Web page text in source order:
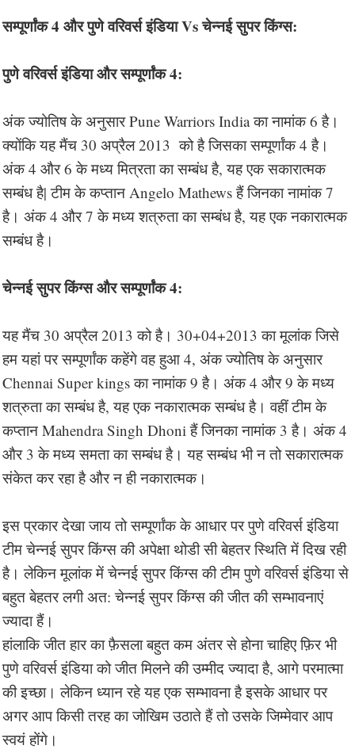
सम्पूर्णांक 4 और पुणे वरिवर्स इंडिया Vs चेन्नई सुपर किंग्स:
पुणे वरिवर्स इंडिया और सम्पूर्णांक 4:
अंक ज्योतिष के अनुसार Pune Warriors India का नामांक 6 है।
क्योंकि यह मैंच 30 अप्रैल 2013 को है जिसका सम्पूर्णांक 4 है।
अंक 4 और 6 के मध्य मित्रता का सम्बंध है, यह एक सकारात्मक
सम्बंध है| टीम के कप्तान Angelo Mathews हैं जिनका नामांक 7
है। अंक 4 और 7 के मध्य शत्रुता का सम्बंध है, यह एक नकारात्मक
सम्बंध है।
चेन्नई सुपर किंग्स और सम्पूर्णांक 4:
यह मैंच 30 अप्रैल 2013 को है। 30+04+2013 का मूलांक जिसे
हम यहां पर सम्पूर्णांक कहेंगे वह हुआ 4, अंक ज्योतिष के अनुसार
Chennai Super kings का नामांक 9 है। अंक 4 और 9 के मध्य
शत्रुता का सम्बंध है, यह एक नकारात्मक सम्बंध है। वहीं टीम के
कप्तान Mahendra Singh Dhoni हैं जिनका नामांक 3 है। अंक 4
और 3 के मध्य समता का सम्बंध है। यह सम्बंध भी न तो सकारात्मक
संकेत कर रहा है और न ही नकारात्मक।
इस प्रकार देखा जाय तो सम्पूर्णांक के आधार पर पुणे वरिवर्स इंडिया
टीम चेन्नई सुपर किंग्स की अपेक्षा थोडी सी बेहतर स्थिति में दिख रही
है। लेकिन मूलांक में चेन्नई सुपर किंग्स की टीम पुणे वरिवर्स इंडिया से
बहुत बेहतर लगी अत: चेन्नई सुपर किंग्स की जीत की सम्भावनाएं
ज्यादा हैं।
हांलाकि जीत हार का फ़ैसला बहुत कम अंतर से होना चाहिए फ़िर भी
पुणे वरिवर्स इंडिया को जीत मिलने की उम्मीद ज्यादा है, आगे परमात्मा
की इच्छा। लेकिन ध्यान रहे यह एक सम्भावना है इसके आधार पर
अगर आप किसी तरह का जोखिम उठाते हैं तो उसके जिम्मेवार आप
स्वयं होंगे।